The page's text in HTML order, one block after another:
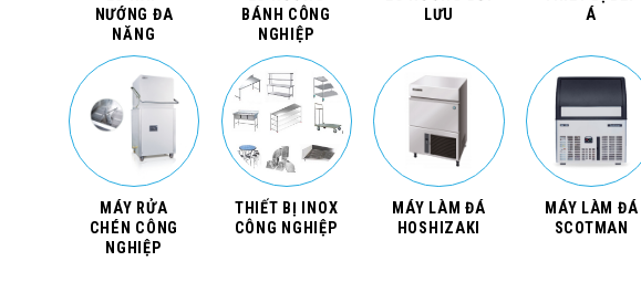
NƯỚNG ĐA
NĂNG
BÁNH CÔNG
NGHIỆP
LƯU
Á
MÁY RỬA
CHÉN CÔNG
NGHIỆP
THIẾT BỊ INOX
CÔNG NGHIỆP
MÁY LÀM ĐÁ
HOSHIZAKI
MÁY LÀM ĐÁ
SCOTMAN